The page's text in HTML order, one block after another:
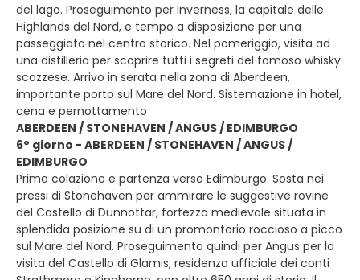
del lago. Proseguimento per Inverness, la capitale delle
Highlands del Nord, e tempo a disposizione per una
passeggiata nel centro storico. Nel pomeriggio, visita ad
una distilleria per scoprire tutti i segreti del famoso whisky
scozzese. Arrivo in serata nella zona di Aberdeen,
importante porto sul Mare del Nord. Sistemazione in hotel,
cena e pernottamento
ABERDEEN / STONEHAVEN / ANGUS / EDIMBURGO
6° giorno - ABERDEEN / STONEHAVEN / ANGUS /
EDIMBURGO
Prima colazione e partenza verso Edimburgo. Sosta nei
pressi di Stonehaven per ammirare le suggestive rovine
del Castello di Dunnottar, fortezza medievale situata in
splendida posizione su di un promontorio roccioso a picco
sul Mare del Nord. Proseguimento quindi per Angus per la
visita del Castello di Glamis, residenza ufficiale dei conti